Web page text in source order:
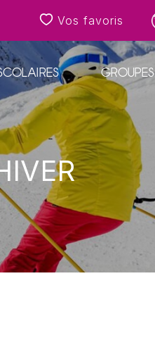
Vos favoris
GROUPES